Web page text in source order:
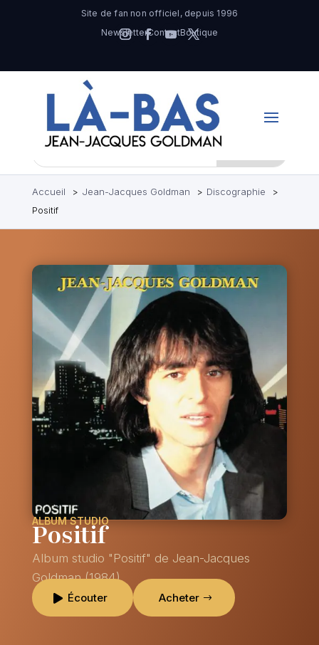
Site de fan non officiel, depuis 1996
NewsletterContactBoutique
Accueil Jean-Jacques Goldman
Discographie
Positif
ALBUM STUDIO
Positif
Album studio "Positif" de Jean-Jacques
Goldman (1984).
Écouter Acheter